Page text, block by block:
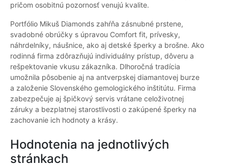
pričom osobitnú pozornosť venujú kvalite.
Portfólio Mikuš Diamonds zahŕňa zásnubné prstene,
svadobné obrúčky s úpravou Comfort fit, prívesky,
náhrdelníky, náušnice, ako aj detské šperky a brošne. Ako
rodinná firma zdôrazňujú individuálny prístup, dôveru a
rešpektovanie vkusu zákazníka. Dlhoročná tradícia
umožnila pôsobenie aj na antverpskej diamantovej burze
a založenie Slovenského gemologického inštitútu. Firma
zabezpečuje aj špičkový servis vrátane celoživotnej
záruky a bezplatnej starostlivosti o zakúpené šperky na
zachovanie ich hodnoty a krásy.
Hodnotenia na jednotlivých
stránkach